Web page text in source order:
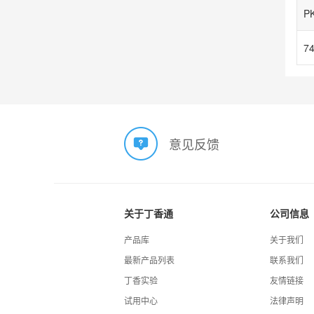
意见反馈
关于丁香通
产品库
最新产品列表
丁香实验
试用中心
公司信息
关于我们
联系我们
友情链接
法律声明